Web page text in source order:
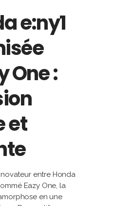
e:ny1
One :
et
entre Honda
Eazy One, la
en une